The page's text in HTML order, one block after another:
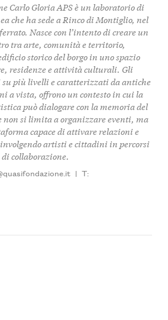
Carlo Gloria APS è un laboratorio di
che ha sede a Rinco di Montiglio, nel
. Nasce con l’intento di creare un
traarte, comunitàeterritorio,
storico del borgo in uno spazio
residenze e attività culturali. Gli
più livelli e caratterizzati da antiche
a vista, offrono un contesto in cui la
può dialogare con la memoria del
non si limita a organizzare eventi, ma
capace di attivarerelazionie
artisti e cittadini in percorsi
di collaborazione.
| T: